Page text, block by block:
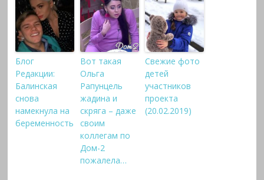
Блог
Редакции:
Балинская
снова
намекнула на
беременность
Вот такая
Ольга
Рапунцель
жадина и
скряга – даже
своим
коллегам по
Дом-2
пожалела…
Свежие фото
детей
участников
проекта
(20.02.2019)